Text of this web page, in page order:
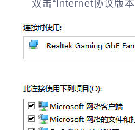
双击“Internet协议版